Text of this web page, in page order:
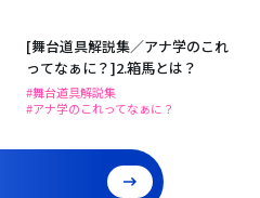
[舞台道具解説集／アナ学のこれ
ってなぁに？]2.箱馬とは？
#舞台道具解説集
#アナ学のこれってなぁに？